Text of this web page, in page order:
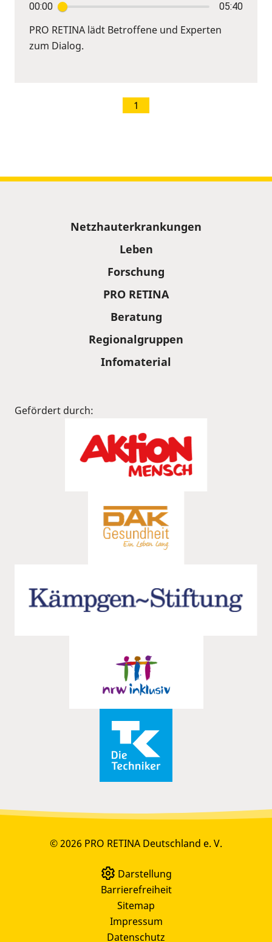
00:00 05:40
PRO RETINA lädt Betroffene und Experten
zum Dialog.
1
Netzhauterkrankungen
Leben
Forschung
PRO RETINA
Beratung
Regionalgruppen
Infomaterial
Gefördert durch:
© 2026 PRO RETINA Deutschland e. V.
Darstellung
Barrierefreiheit
Sitemap
Impressum
Datenschutz